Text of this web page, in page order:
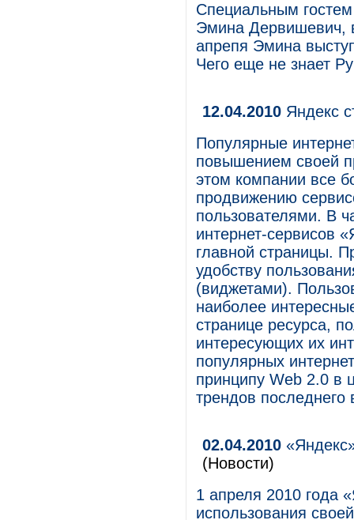
Специальным
Эмина Дервишевич,
апрепя Эмина
Чего еще не знает
12.04.2010 Яндекс
Популярные
повышением своей
этом компании все
продвижению
пользователями. В
интернет-сервисов
главной страницы.
удобству
(виджетами).
наиболее
странице ресурса,
интересующих их
популярных
принципу Web 2.0 в
трендов последнего
02.04.2010
(Новости)
1 апреля 2010 года
использования